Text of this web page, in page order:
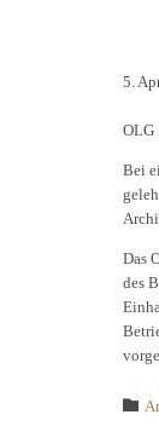
5.
OLG
Bei
Das
des
